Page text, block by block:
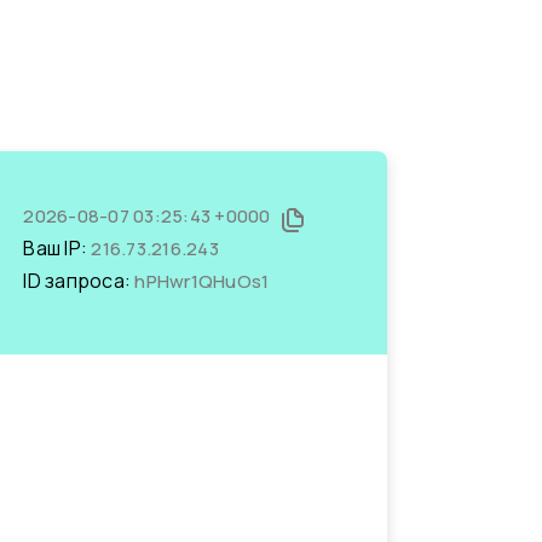
2026-08-07 03:25:43 +0000
Ваш IP:216.73.216.243
ID запроса:hPHwr1QHuOs1